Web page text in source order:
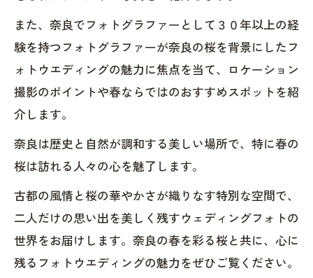
また、奈良でフォトグラファーとして３０年以上の経
験を持つフォトグラファーが奈良の桜を背景にしたフ
ォトウエディングの魅力に焦点を当て、ロケーション
撮影のポイントや春ならではのおすすめスポットを紹
介します。
奈良は歴史と自然が調和する美しい場所で、特に春の
桜は訪れる人々の心を魅了します。
古都の風情と桜の華やかさが織りなす特別な空間で、
二人だけの思い出を美しく残すウェディングフォトの
世界をお届けします。奈良の春を彩る桜と共に、心に
残るフォトウエディングの魅力をぜひご覧ください。